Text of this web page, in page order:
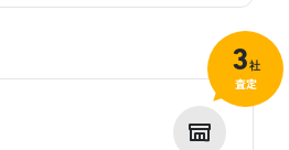
3社
査定